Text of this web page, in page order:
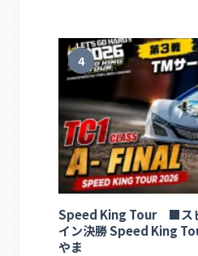
4
Speed King Tour ■ス
イン決勝 Speed King
やま